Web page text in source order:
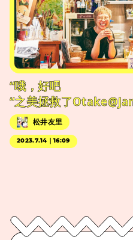
“哦，好吧
“之美拯救了
松井友里
2023.7.14｜16:09